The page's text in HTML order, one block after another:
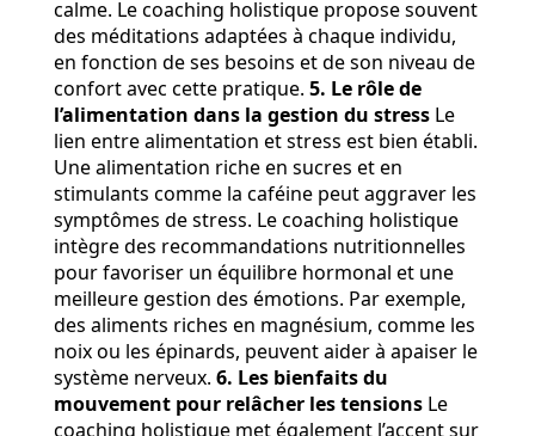
calme. Le coaching holistique propose souvent
des méditations adaptées à chaque individu,
en fonction de ses besoins et de son niveau de
confort avec cette pratique. 5. Le rôle de
l’alimentation dans la gestion du stress Le
lien entre alimentation et stress est bien établi.
Une alimentation riche en sucres et en
stimulants comme la caféine peut aggraver les
symptômes de stress. Le coaching holistique
intègre des recommandations nutritionnelles
pour favoriser un équilibre hormonal et une
meilleure gestion des émotions. Par exemple,
des aliments riches en magnésium, comme les
noix ou les épinards, peuvent aider à apaiser le
système nerveux. 6. Les bienfaits du
mouvement pour relâcher les tensions Le
coaching holistique met également l’accent sur